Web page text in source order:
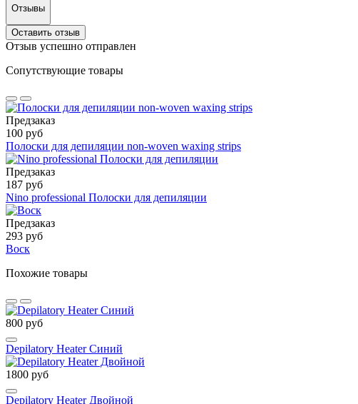
Отзывы
Оставить отзыв
Отзыв успешно отправлен
Сопутствующие товары
Предзаказ
100 руб
Полоски для депиляции non-woven waxing strips
Предзаказ
187 руб
Nino professional Полоски для депиляции
Предзаказ
293 руб
Воск
Похожие товары
800 руб
Depilatory Heater Синий
1800 руб
Depilatory Heater Двойной